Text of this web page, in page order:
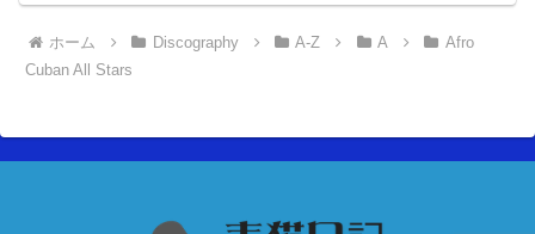
ホーム Discography A-Z A
Afro
Cuban All Stars